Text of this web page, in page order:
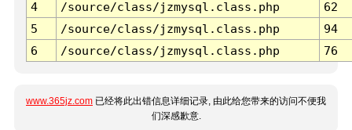
4
/source/class/jzmysql.class.php
62
5
/source/class/jzmysql.class.php
94
6
/source/class/jzmysql.class.php 76
www.365jz.com 已经将此出错信息详细记录, 由此给您带来的访问不便我
们深感歉意.